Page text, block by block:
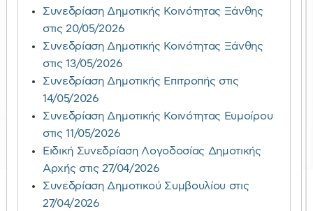
Συνεδρίαση Δημοτικής Κοινότητας Ξάνθης
στις 20/05/2026
Συνεδρίαση Δημοτικής Κοινότητας Ξάνθης
στις 13/05/2026
Συνεδρίαση Δημοτικής Επιτροπής στις
14/05/2026
Συνεδρίαση Δημοτικής Κοινότητας Ευμοίρου
στις 11/05/2026
Ειδική Συνεδρίαση Λογοδοσίας Δημοτικής
Αρχής στις 27/04/2026
Συνεδρίαση Δημοτικού Συμβουλίου στις
27/04/2026